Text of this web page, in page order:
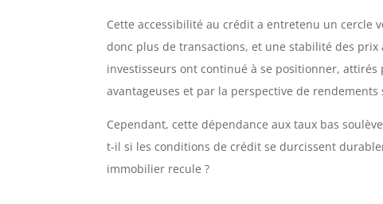
Cette accessibilité au crédit a entretenu un cercle
donc plus de transactions, et une stabilité des prix
investisseurs ont continué à se positionner, attirés
avantageuses et par la perspective de rendements
Cependant, cette dépendance aux taux bas
t-il si les conditions de crédit se durcissent
immobilier recule ?